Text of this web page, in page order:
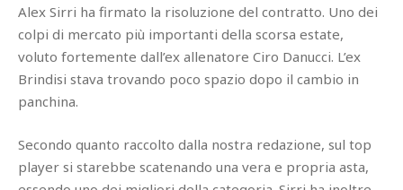
Alex Sirri ha firmato la risoluzione del contratto. Uno dei
colpi di mercato più importanti della scorsa estate,
voluto fortemente dall’ex allenatore Ciro Danucci. L’ex
Brindisi stava trovando poco spazio dopo il cambio in
panchina.
Secondo quanto raccolto dalla nostra redazione, sul top
player si starebbe scatenando una vera e propria asta,